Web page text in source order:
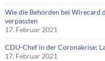
Wie die Behörden bei Wirecard
verpassten
17. Februar 2021
CDU-Chef in der Coronakrise:
17. Februar 2021